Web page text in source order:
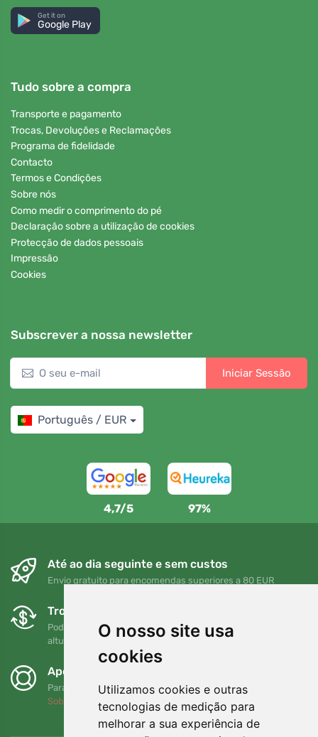
O nosso site usa
cookies
Utilizamos cookies e outras
tecnologias de medição para
melhorar a sua experiência de
Get it on
Google Play
Tudo sobre a compra
Transporte e pagamento
Trocas, Devoluções e Reclamações
Programa de fidelidade
Contacto
Termos e Condições
Sobre nós
Como medir o comprimento do pé
Declaração sobre a utilização de cookies
Protecção de dados pessoais
Impressão
Cookies
Subscrever a nossa newsletter
Iniciar Sessão
Português / EUR
4,7/5 97%
Até ao dia seguinte e sem custos
Envio gratuito para encomendas superiores a 80 EUR
Trocas e devoluções gratuitas
Pode devolver ou trocar a sua encomenda em qualquer
altura no prazo de 90 dias
Apoiamos a Trees.org
Para cada encomenda plantamos uma árvore! Leia mais
Sobre nós